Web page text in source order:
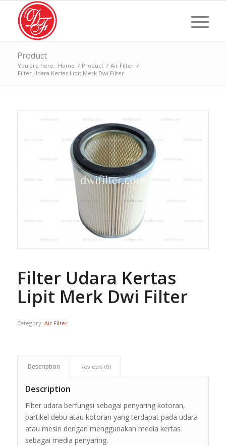
Product
You are here: Home / Product / Air Filter /
Filter Udara Kertas Lipit Merk Dwi Filter
Filter Udara Kertas
Lipit Merk Dwi Filter
Category: Air Filter
Description Reviews (0)
Description
Filter udara berfungsi sebagai penyaring kotoran,
partikel debu atau kotoran yang terdapat pada udara
atau mesin dengan menggunakan media kertas
sebagai media penyaring.